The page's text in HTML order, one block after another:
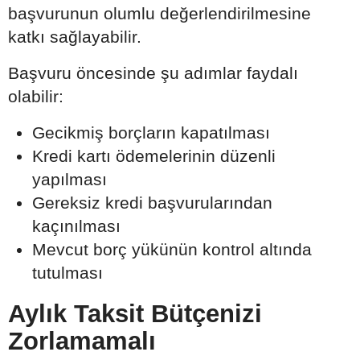
başvurunun olumlu değerlendirilmesine
katkı sağlayabilir.
Başvuru öncesinde şu adımlar faydalı
olabilir:
Gecikmiş borçların kapatılması
Kredi kartı ödemelerinin düzenli
yapılması
Gereksiz kredi başvurularından
kaçınılması
Mevcut borç yükünün kontrol altında
tutulması
Aylık Taksit Bütçenizi
Zorlamamalı